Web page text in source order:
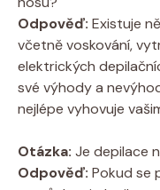
Odpověď: Existuje
včetně voskování,
elektrických
své výhody a
nejlépe vyhovuje
Otázka: Je depilace
Odpověď: Pokud se